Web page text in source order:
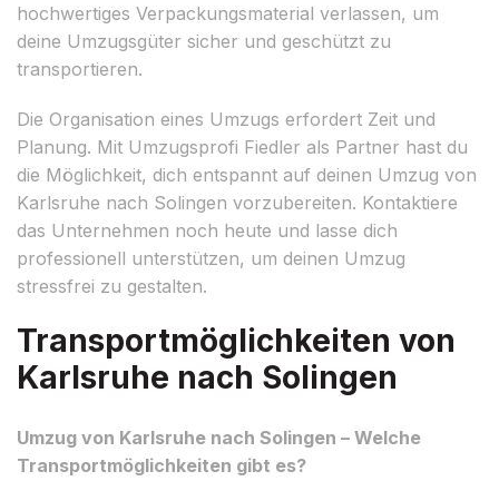
hochwertiges Verpackungsmaterial verlassen, um
deine Umzugsgüter sicher und geschützt zu
transportieren.
Die Organisation eines Umzugs erfordert Zeit und
Planung. Mit Umzugsprofi Fiedler als Partner hast du
die Möglichkeit, dich entspannt auf deinen Umzug von
Karlsruhe nach Solingen vorzubereiten. Kontaktiere
das Unternehmen noch heute und lasse dich
professionell unterstützen, um deinen Umzug
stressfrei zu gestalten.
Transportmöglichkeiten von
Karlsruhe nach Solingen
Umzug von Karlsruhe nach Solingen – Welche
Transportmöglichkeiten gibt es?